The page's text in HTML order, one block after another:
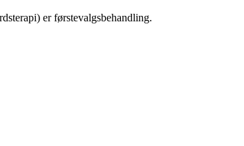
er førstevalgsbehandling.